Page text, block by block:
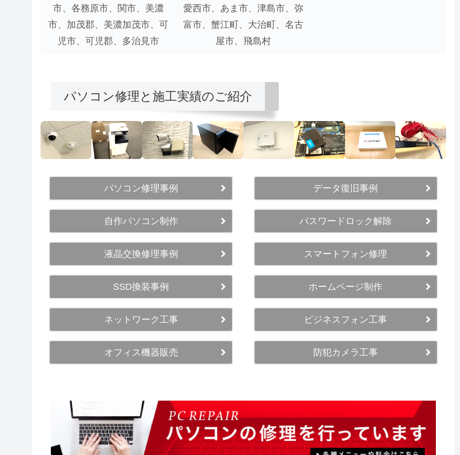
市、各務原市、関市、美濃
市、加茂郡、美濃加茂市、可
児市、可児郡、多治見市
愛西市、あま市、津島市、弥
富市、蟹江町、大治町、名古
屋市、飛島村
パソコン修理と施工実績のご紹介
パソコン修理事例
自作パソコン制作
液晶交換修理事例
SSD換装事例
ネットワーク工事
オフィス機器販売
データ復旧事例
パスワードロック解除
スマートフォン修理
ホームページ制作
ビジネスフォン工事
防犯カメラ工事